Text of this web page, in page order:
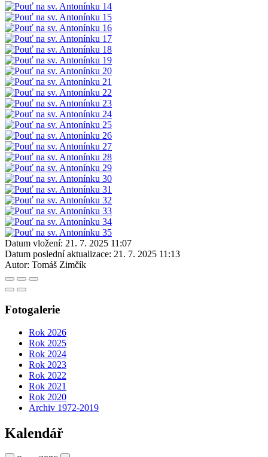
Datum vložení: 21. 7. 2025 11:07
Datum poslední aktualizace: 21. 7. 2025 11:13
Autor: Tomáš Zimčík
Fotogalerie
Rok 2026
Rok 2025
Rok 2024
Rok 2023
Rok 2022
Rok 2021
Rok 2020
Archiv 1972-2019
Kalendář